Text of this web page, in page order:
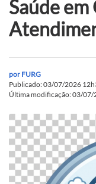
Saúde em
por FURG
Publicado: 03/07/2026
Última modificação: 03/07/